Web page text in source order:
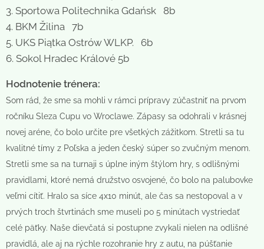
3. Sportowa Politechnika Gdańsk 8b
4. BKM Žilina 7b
5. UKS Piątka Ostrów WLKP. 6b
6. Sokol Hradec Králové 5b
Hodnotenie trénera:
Som rád, že sme sa mohli v rámci prípravy zúčastniť na prvom
ročníku Sleza Cupu vo Wroclawe. Zápasy sa odohrali v krásnej
novej aréne, čo bolo určite pre všetkých zážitkom. Stretli sa tu
kvalitné tímy z Poľska a jeden český súper so zvučným menom.
Stretli sme sa na turnaji s úplne iným štýlom hry, s odlišnými
pravidlami, ktoré nemá družstvo osvojené, čo bolo na palubovke
veľmi cítiť. Hralo sa síce 4x10 minút, ale čas sa nestopoval a v
prvých troch štvrtinách sme museli po 5 minútach vystriedať
celé päťky. Naše dievčatá si postupne zvykali nielen na odlišné
pravidlá, ale aj na rýchle rozohranie hry z autu, na púšťanie